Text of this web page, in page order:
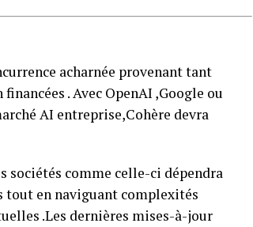
acharnée provenant tant
. Avec OpenAI ,Google ou
AI entreprise,Cohère devra
sociétés comme celle-ci dépendra
tout en naviguant complexités
.Les dernières mises-à-jour